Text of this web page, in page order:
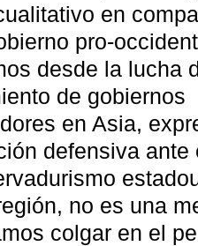
en
pro-
desde la lucha
de gobiernos
en Asia,
defensiva ante
no es una
colgar en el